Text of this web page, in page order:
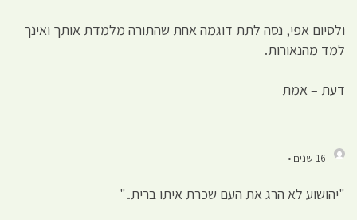
ולסיום אפי, נסה לתת דוגמה אחת שהתורה מלמדת אותך ואינך
למד מהנאורות.
דעת – אמת
16 שנים •
"יהושוע לא הרג את העם שכרת איתו ברית.."